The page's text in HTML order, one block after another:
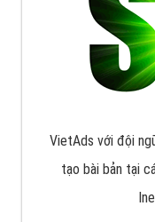
VietAds với đội
tạo bài bản tại